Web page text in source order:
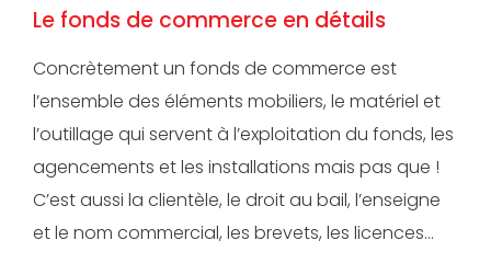
Le fonds de commerce en détails
Concrètement un fonds de commerce est
l’ensemble des éléments mobiliers, le matériel et
l’outillage qui servent à l’exploitation du fonds, les
agencements et les installations mais pas que !
C’est aussi la clientèle, le droit au bail, l’enseigne
et le nom commercial, les brevets, les licences…